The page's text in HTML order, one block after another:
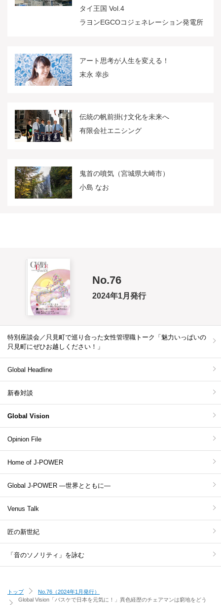
タイ王国 Vol.4
ラヨンEGCOコジェネレーション発電所
アート思考が人生を変える！
末永 幸歩
伝統の帆前掛け文化を未来へ
有限会社エニシング
鬼首の噴気（宮城県大崎市）
小島 なお
No.76
2024年1月発行
特別座談会／只見町で巡り合った女性管理職トーク「魅力いっぱいの
只見町にぜひお越しください！」
Global Headline
新春対談
Global Vision
Opinion File
Home of J-POWER
Global J-POWER ―世界とともに―
Venus Talk
匠の新世紀
「音のソノリティ」を詠む
トップ
No.76（2024年1月発行）
Global Vision 「バスケで日本を元気に！」異色経歴のチェアマンは窮地をどう